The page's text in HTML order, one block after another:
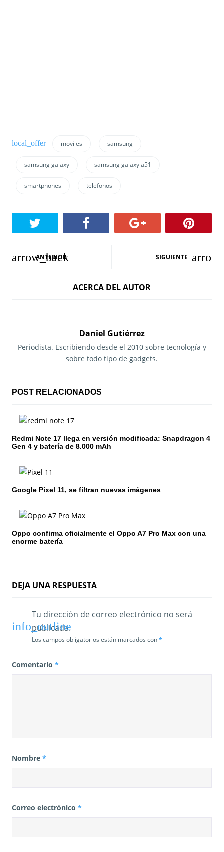
moviles samsung
samsung galaxy samsung galaxy a51
smartphones telefonos
N
a
i
n
d
e
e
r
d
ANTERIOR SIGUIENTE
ACERCA DEL AUTOR
Daniel Gutiérrez
Periodista. Escribiendo desde el 2010 sobre tecnología y
sobre todo tipo de gadgets.
POST RELACIONADOS
Redmi Note 17 llega en versión modificada: Snapdragon 4
Gen 4 y batería de 8.000 mAh
Google Pixel 11, se filtran nuevas imágenes
Oppo confirma oficialmente el Oppo A7 Pro Max con una
enorme batería
DEJA UNA RESPUESTA
Tu dirección de correo electrónico no será
publicada.
Los campos obligatorios están marcados con*
Comentario *
Nombre *
Correo electrónico *